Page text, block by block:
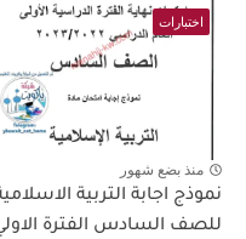
اختبارات
منذ بضع شهور
نموذج اجابة التربية
للصف السادس الفترة